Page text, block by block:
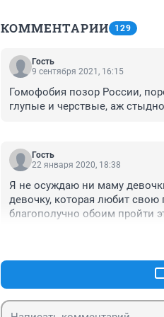
КОММЕНТАРИИ 129
Гость
9 сентября 2021, 16:15
Гомофобия позор России,
глупые и черствые, аж
Гость
22 января 2020, 18:38
Я не осуждаю ни маму
девочку, которая любит
благополучно обоим пройти
ошибки, которые